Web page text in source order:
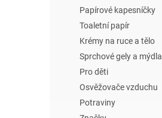
Papírové kapesníčky
Toaletní papír
Krémy na ruce a tělo
Sprchové gely a mýdla
Pro děti
Osvěžovače vzduchu
Potraviny